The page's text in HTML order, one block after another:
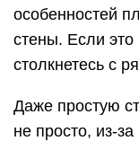
особенностей
стены. Если
столкнетесь с
Даже простую
не просто, из-